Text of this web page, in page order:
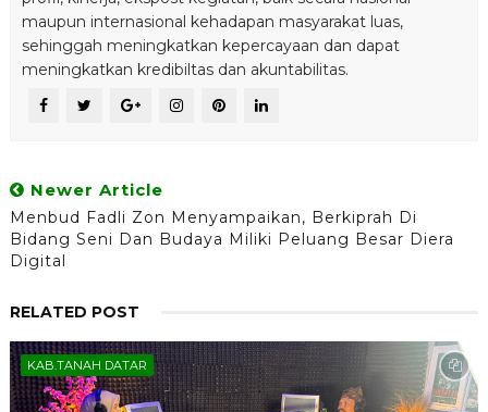
maupun internasional kehadapan masyarakat luas,
sehinggah meningkatkan kepercayaan dan dapat
meningkatkan kredibiltas dan akuntabilitas.
Newer Article
Menbud Fadli Zon Menyampaikan, Berkiprah Di
Bidang Seni Dan Budaya Miliki Peluang Besar Diera
Digital
RELATED POST
KAB.TANAH DATAR